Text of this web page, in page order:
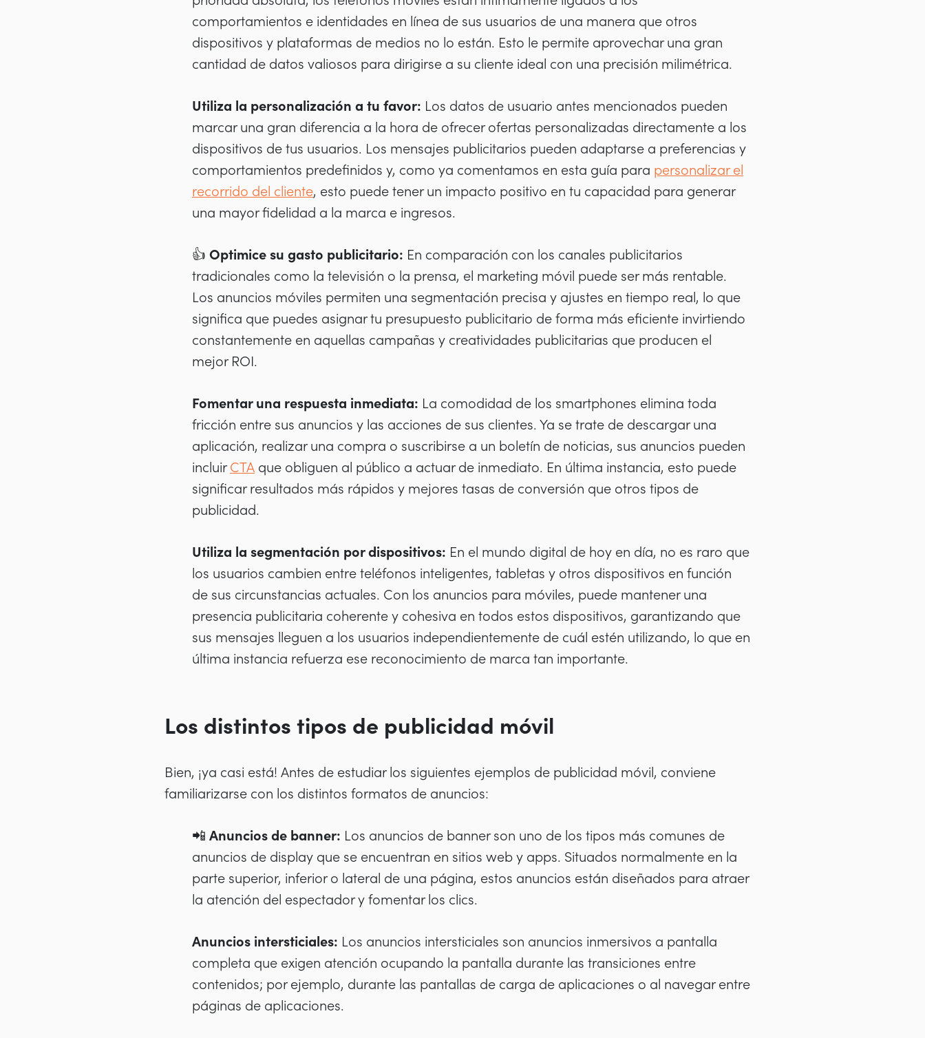
comportamientos e identidades en línea de sus usuarios de una manera que otros
dispositivos y plataformas de medios no lo están. Esto le permite aprovechar una gran
cantidad de datos valiosos para dirigirse a su cliente ideal con una precisión milimétrica.
Utiliza la personalización a tu favor: Los datos de usuario antes mencionados pueden
marcar una gran diferencia a la hora de ofrecer ofertas personalizadas directamente a los
dispositivos de tus usuarios. Los mensajes publicitarios pueden adaptarse a preferencias y
comportamientos predefinidos y, como ya comentamos en esta guía para personalizar el
recorrido del cliente, esto puede tener un impacto positivo en tu capacidad para generar
una mayor fidelidad a la marca e ingresos.
👍 Optimice su gasto publicitario: En comparación con los canales publicitarios
tradicionales como la televisión o la prensa, el marketing móvil puede ser más rentable.
Los anuncios móviles permiten una segmentación precisa y ajustes en tiempo real, lo que
significa que puedes asignar tu presupuesto publicitario de forma más eficiente invirtiendo
constantemente en aquellas campañas y creatividades publicitarias que producen el
mejor ROI.
Fomentar una respuesta inmediata: La comodidad de los smartphones elimina toda
fricción entre sus anuncios y las acciones de sus clientes. Ya se trate de descargar una
aplicación, realizar una compra o suscribirse a un boletín de noticias, sus anuncios pueden
incluirCTA que obliguen al público a actuar de inmediato. En última instancia, esto puede
significar resultados más rápidos y mejores tasas de conversión que otros tipos de
publicidad.
Utiliza la segmentación por dispositivos: En el mundo digital de hoy en día, no es raro que
los usuarios cambien entre teléfonos inteligentes, tabletas y otros dispositivos en función
de sus circunstancias actuales. Con los anuncios para móviles, puede mantener una
presencia publicitaria coherente y cohesiva en todos estos dispositivos, garantizando que
sus mensajes lleguen a los usuarios independientemente de cuál estén utilizando, lo que en
última instancia refuerza ese reconocimiento de marca tan importante.
Los distintos tipos de publicidad móvil
Bien, ¡ya casi está! Antes de estudiar los siguientes ejemplos de publicidad móvil, conviene
familiarizarse con los distintos formatos de anuncios:
📲 Anuncios de banner: Los anuncios de banner son uno de los tipos más comunes de
anuncios de display que se encuentran en sitios web y apps. Situados normalmente en la
parte superior, inferior o lateral de una página, estos anuncios están diseñados para atraer
la atención del espectador y fomentar los clics.
Anuncios intersticiales: Los anuncios intersticiales son anuncios inmersivos a pantalla
completa que exigen atención ocupando la pantalla durante las transiciones entre
contenidos; por ejemplo, durante las pantallas de carga de aplicaciones o al navegar entre
páginas de aplicaciones.